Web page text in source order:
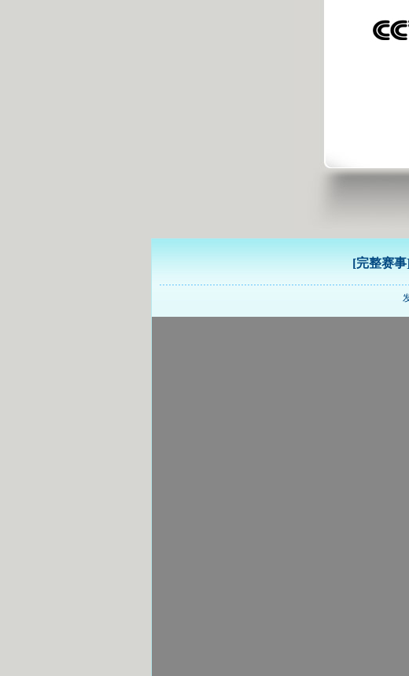
[完整赛